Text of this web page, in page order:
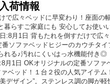
荷情報
:8月1日 背もたれを倒すだけで広
月1日 OKオリジナルの定番ソファ